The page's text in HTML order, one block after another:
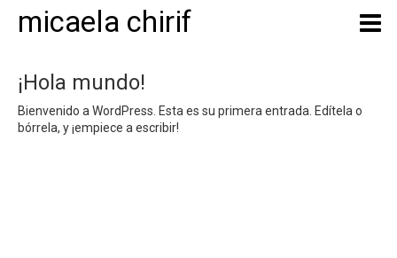
micaela chirif
¡Hola mundo!
Bienvenido a WordPress. Esta es su primera entrada. Edítela o
bórrela, y ¡empiece a escribir!